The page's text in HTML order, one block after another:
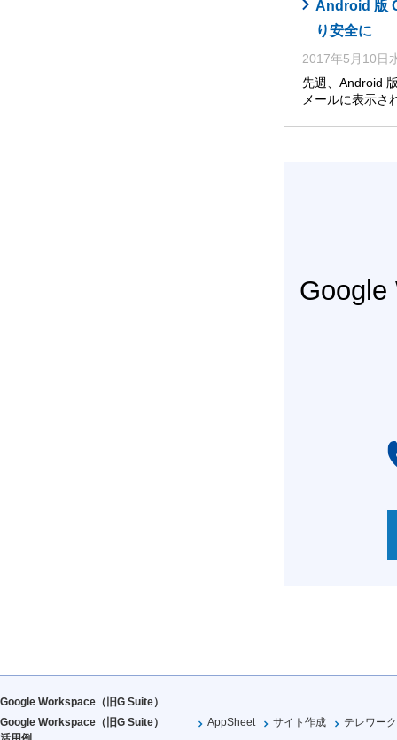
Android 版
り安全に
2017年5月10日
先週、Android
メールに表示
Google
Google Workspace（旧G Suite）
Google Workspace（旧G Suite）
AppSheet サイト作成
テレワーク